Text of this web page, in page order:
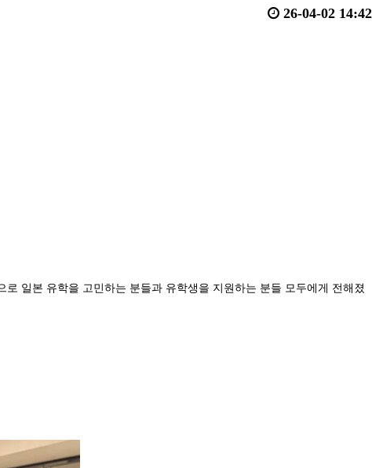
26-04-02 14:42
일본 유학을 고민하는 분들과 유학생을 지원하는 분들 모두에게 전해졌